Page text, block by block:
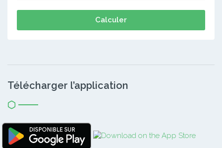
Calculer
Télécharger l’application